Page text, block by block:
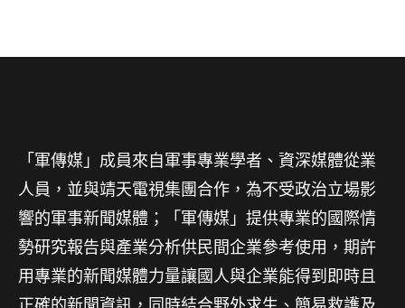
「軍傳媒」成員來自軍事專業學者、資深媒體從業
人員，並與靖天電視集團合作，為不受政治立場影
響的軍事新聞媒體；「軍傳媒」提供專業的國際情
勢研究報告與產業分析供民間企業參考使用，期許
用專業的新聞媒體力量讓國人與企業能得到即時且